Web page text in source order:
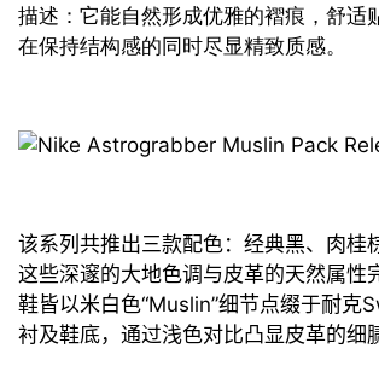
描述：它能自然形成优雅的褶痕，舒适
在保持结构感的同时尽显精致质感。
该系列共推出三款配色：经典黑、肉桂
这些深邃的大地色调与皮革的天然属性
鞋皆以米白色“Muslin”细节点缀于耐克
衬及鞋底， 通过浅色对比凸显皮革的细